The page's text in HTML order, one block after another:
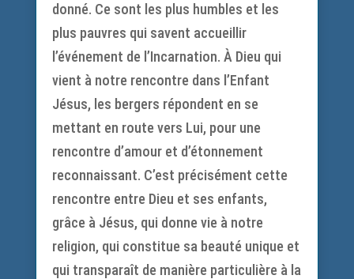
donné. Ce sont les plus humbles et les
plus pauvres qui savent accueillir
l’événement de l’Incarnation. À Dieu qui
vient à notre rencontre dans l’Enfant
Jésus, les bergers répondent en se
mettant en route vers Lui, pour une
rencontre d’amour et d’étonnement
reconnaissant. C’est précisément cette
rencontre entre Dieu et ses enfants,
grâce à Jésus, qui donne vie à notre
religion, qui constitue sa beauté unique et
qui transparaît de manière particulière à la